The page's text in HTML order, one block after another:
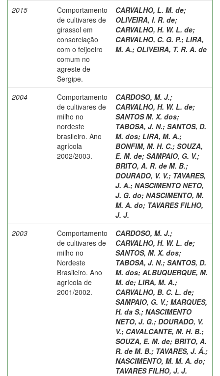
2015
Comportamento
de cultivares de
girassol em
consorciação
com o feijoeiro
comum no
agreste de
Sergipe.
CARVALHO, L. M. de;
OLIVEIRA, I. R. de;
CARVALHO, H. W. L. de;
CARVALHO, C. G. P.; LIRA,
M. A.; OLIVEIRA, T. R. A. de
2004
Comportamento
de cultivares de
milho no
nordeste
brasileiro. Ano
agrícola
2002/2003.
CARDOSO, M. J.;
CARVALHO, H. W. L. de;
SANTOS M. X. dos;
TABOSA, J. N.; SANTOS, D.
M. dos; LIRA, M. A.;
BONFIM, M. H. C.; SOUZA,
E. M. de; SAMPAIO, G. V.;
BRITO, A. R. de M. B.;
DOURADO, V. V.; TAVARES,
J. A.; NASCIMENTO NETO,
J. G. do; NASCIMENTO, M.
M. A. do; TAVARES FILHO,
J. J.
2003
Comportamento
de cultivares de
milho no
Nordeste
Brasileiro. Ano
agrícola de
2001/2002.
CARDOSO, M. J.;
CARVALHO, H. W. L. de;
SANTOS, M. X. dos;
TABOSA, J. N.; SANTOS, D.
M. dos; ALBUQUERQUE, M.
M. de; LIRA, M. A.;
CARVALHO, B. C. L. de;
SAMPAIO, G. V.; MARQUES,
H. da S.; NASCIMENTO
NETO, J. G.; DOURADO, V.
V.; CAVALCANTE, M. H. B.;
SOUZA, E. M. de; BRITO, A.
R. de M. B.; TAVARES, J. Á.;
NASCIMENTO, M. M. A. do;
TAVARES FILHO, J. J.